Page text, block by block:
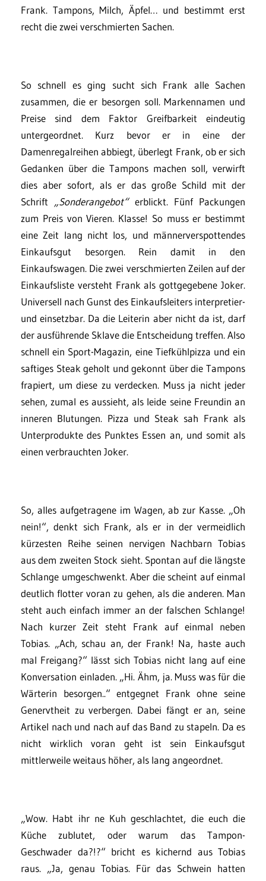
Frank. Tampons, Milch, Äpfel… und bestimmt erst
recht die zwei verschmierten Sachen.
So schnell es ging sucht sich Frank alle Sachen
zusammen, die er besorgen soll. Markennamen und
Preise sind dem Faktor Greifbarkeit eindeutig
untergeordnet. Kurz bevor er in eine der
Damenregalreihen abbiegt, überlegt Frank, ob er sich
Gedanken über die Tampons machen soll, verwirft
dies aber sofort, als er das große Schild mit der
Schrift „Sonderangebot“erblickt. Fünf Packungen
zum Preis von Vieren. Klasse! So muss er bestimmt
eine Zeit lang nicht los, und männerverspottendes
Einkaufsgut besorgen. Rein damit in den
Einkaufswagen. Die zwei verschmierten Zeilen auf der
Einkaufsliste versteht Frank als gottgegebene Joker.
Universell nach Gunst des Einkaufsleiters interpretier-
und einsetzbar. Da die Leiterin aber nicht da ist, darf
der ausführende Sklave die Entscheidung treffen. Also
schnell ein Sport-Magazin, eine Tiefkühlpizza und ein
saftiges Steak geholt und gekonnt über die Tampons
frapiert, um diese zu verdecken. Muss ja nicht jeder
sehen, zumal es aussieht, als leide seine Freundin an
inneren Blutungen. Pizza und Steak sah Frank als
Unterprodukte des Punktes Essen an, und somit als
einen verbrauchten Joker.
So, alles aufgetragene im Wagen, ab zur Kasse. „Oh
nein!“, denkt sich Frank, als er in der vermeidlich
kürzesten Reihe seinen nervigen Nachbarn Tobias
aus dem zweiten Stock sieht. Spontan auf die längste
Schlange umgeschwenkt. Aber die scheint auf einmal
deutlich flotter voran zu gehen, als die anderen. Man
steht auch einfach immer an der falschen Schlange!
Nach kurzer Zeit steht Frank auf einmal neben
Tobias. „Ach, schau an, der Frank! Na, haste auch
mal Freigang?“ lässt sich Tobias nicht lang auf eine
Konversation einladen. „Hi. Ähm, ja. Muss was für die
Wärterin besorgen..“ entgegnet Frank ohne seine
Genervtheit zu verbergen. Dabei fängt er an, seine
Artikel nach und nach auf das Band zu stapeln. Da es
nicht wirklich voran geht ist sein Einkaufsgut
mittlerweile weitaus höher, als lang angeordnet.
„Wow. Habt ihr ne Kuh geschlachtet, die euch die
Küche zublutet, oder warum das Tampon-
Geschwader da?!?“ bricht es kichernd aus Tobias
raus. „Ja, genau Tobias. Für das Schwein hatten